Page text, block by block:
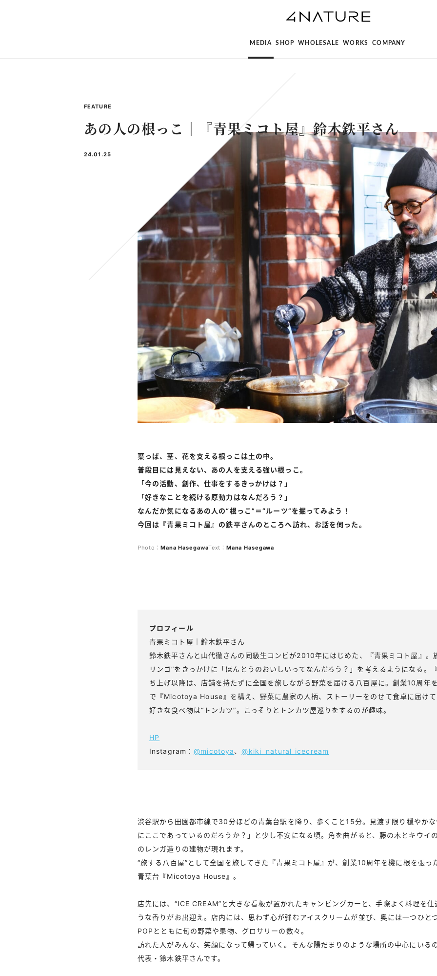
MEDIA SHOP WHOLESALE WORKS COMPANY
あの人の根っこ｜『青果ミコト屋』鈴木鉄平さん
FEATURE
24.01.25
葉っぱ、茎、花を支える根っこは土の中。
普段目には見えない、あの人を支える強い根っこ。
「今の活動、創作、仕事をするきっかけは？」
「好きなことを続ける原動力はなんだろう？」
なんだか気になるあの人の“根っこ”＝“ルーツ”を掘ってみよう！
今回は『青果ミコト屋』の鉄平さんのところへ訪れ、お話を伺った。
Photo： Mana HasegawaText： Mana Hasegawa
プロフィール
青果ミコト屋｜鈴木鉄平さん
鈴木鉄平さんと山代徹さんの同級生コンビが2010年にはじめた、『青果ミコト屋』。
リンゴ”をきっかけに「ほんとうのおいしいってなんだろう？」を考えるようになる。
ち上げ以降は、店舗を持たずに全国を旅しながら野菜を届ける八百屋に。創業10周年
で『Micotoya House』を構え、野菜に農家の人柄、ストーリーをのせて食卓に届けて
好きな食べ物は“トンカツ”。こっそりとトンカツ屋巡りをするのが趣味。
HP
Instagram：@micotoya、@kiki_natural_icecream
渋谷駅から田園都市線で30分ほどの青葉台駅を降り、歩くこと15分。見渡す限り穏やか
にここであっているのだろうか？」と少し不安になる頃。角を曲がると、藤の木とキウイ
のレンガ造りの建物が現れます。
“旅する八百屋”として全国を旅してきた『青果ミコト屋』が、創業10周年を機に根を張っ
青葉台『Micotoya House』。
店先には、“ICE CREAM”と大きな看板が置かれたキャンピングカーと、手際よく料理を
うな香りがお出迎え。店内には、思わず心が弾むアイスクリームが並び、奥には一つひと
POPとともに旬の野菜や果物、グロサリーの数々。
訪れた人がみんな、笑顔になって帰っていく。そんな陽だまりのような場所の中心にいる
代表・鈴木鉄平さんです。